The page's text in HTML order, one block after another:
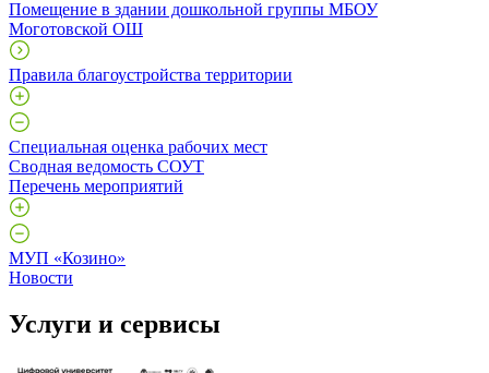
Помещение в здании дошкольной группы МБОУ
Моготовской ОШ
Правила благоустройства территории
Специальная оценка рабочих мест
Сводная ведомость СОУТ
Перечень мероприятий
МУП «Козино»
Новости
Услуги и сервисы